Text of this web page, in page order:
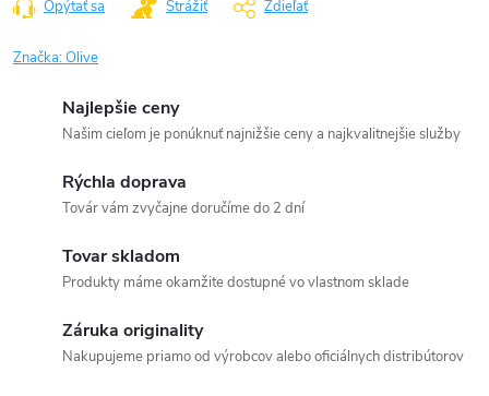
Opýtať sa Strážiť Zdieľať
Značka:Olive
Najlepšie ceny
Našim cieľom je ponúknuť najnižšie ceny a najkvalitnejšie služby
Rýchla doprava
Továr vám zvyčajne doručíme do 2 dní
Tovar skladom
Produkty máme okamžite dostupné vo vlastnom sklade
Záruka originality
Nakupujeme priamo od výrobcov alebo oficiálnych distribútorov